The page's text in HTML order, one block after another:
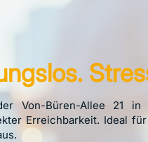
Von-Büren-Allee 21 in
Erreichbarkeit. Ideal